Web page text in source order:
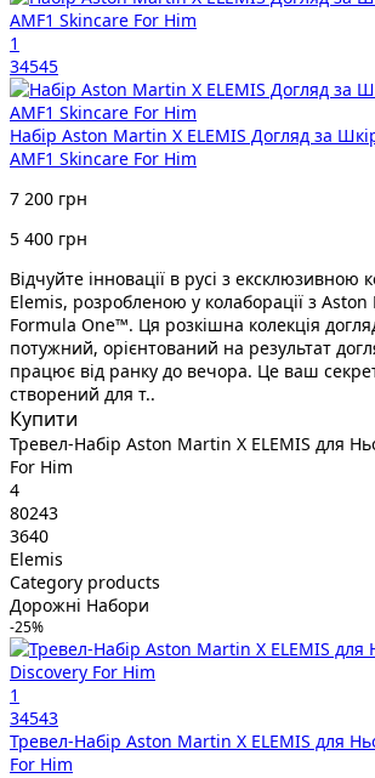
1
34545
Набір Aston Martin X ELEMIS Догляд за
AMF1 Skincare For Him
7 200 грн
5 400 грн
Відчуйте інновації в русі з ексклюзивною
Elemis, розробленою у колаборації з
Formula One™. Ця розкішна колекція
потужний, орієнтований на результат
працює від ранку до вечора. Це ваш
створений для т..
Купити
Тревел-Набір Aston Martin X ELEMIS для
For Him
4
80243
3640
Elemis
Category products
Дорожні Набори
-25%
1
34543
Тревел-Набір Aston Martin X ELEMIS для
For Him